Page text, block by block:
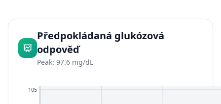
Předpokládaná glukózová
odpověď
Peak: 97.6 mg/dL
105